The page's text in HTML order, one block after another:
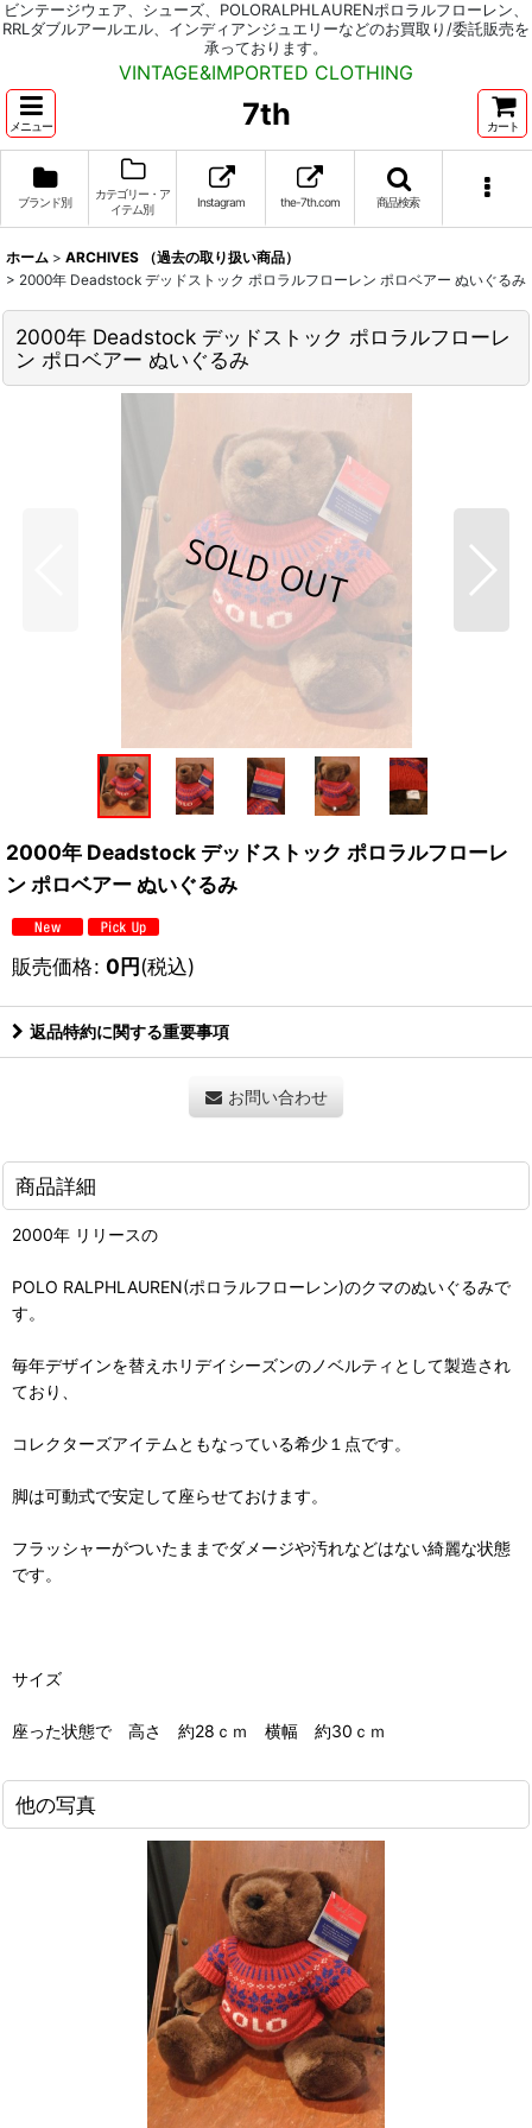
ビンテージウェア、シューズ、POLORALPHLAURENポロラルフローレン、
RRLダブルアールエル、インディアンジュエリーなどのお買取り/委託販売を
承っております。
VINTAGE&IMPORTED CLOTHING
メニュー 7th カート
ブランド別
カテゴリー・ア
イテム別
Instagram the-7th.com 商品検索
ホーム > ARCHIVES （過去の取り扱い商品）
> 2000年 Deadstock デッドストック ポロラルフローレン ポロベアー ぬいぐるみ
2000年 Deadstock デッドストック ポロラルフローレ
ン ポロベアー ぬいぐるみ
2000年 Deadstock デッドストック ポロラルフローレ
ン ポロベアー ぬいぐるみ
販売価格: 0円(税込)
返品特約に関する重要事項
お問い合わせ
商品詳細
2000年 リリースの
POLO RALPHLAUREN(ポロラルフローレン)のクマのぬいぐるみで
す。
毎年デザインを替えホリデイシーズンのノベルティとして製造され
ており、
コレクターズアイテムともなっている希少１点です。
脚は可動式で安定して座らせておけます。
フラッシャーがついたままでダメージや汚れなどはない綺麗な状態
です。
サイズ
座った状態で 高さ 約28ｃｍ 横幅 約30ｃｍ
他の写真